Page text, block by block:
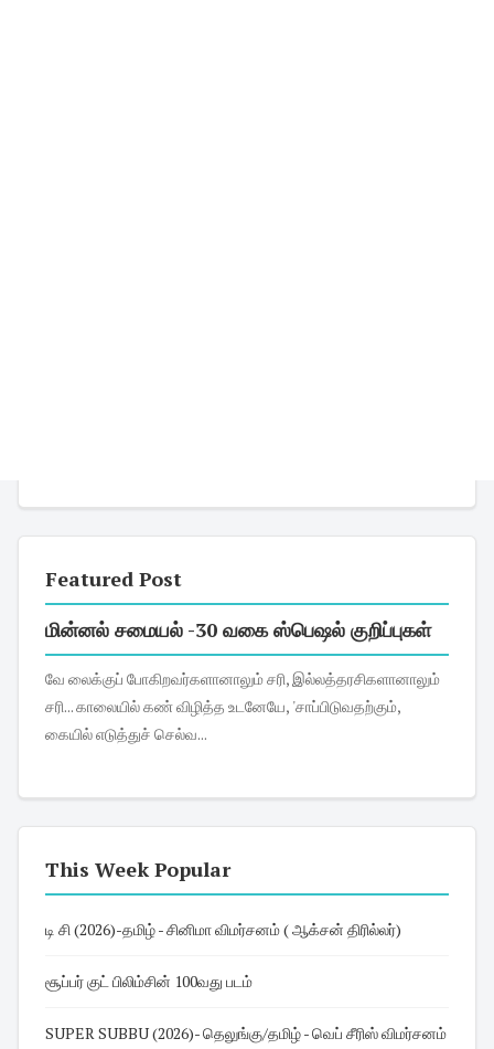
Featured Post
மின்னல் சமையல் -30 வகை ஸ்பெஷல் குறிப்புகள்
வே லைக்குப் போகிறவர்களானாலும் சரி, இல்லத்தரசிகளானாலும்
சரி... காலையில் கண் விழித்த உடனேயே, 'சாப்பிடுவதற்கும்,
கையில் எடுத்துச் செல்வ...
This Week Popular
டி சி (2026)-தமிழ் - சினிமா விமர்சனம் ( ஆக்சன் திரில்லர்)
சூப்பர் குட் பிலிம்சின் 100வது படம்
SUPER SUBBU (2026)- தெலுங்கு/தமிழ் - வெப் சீரிஸ் விமர்சனம்